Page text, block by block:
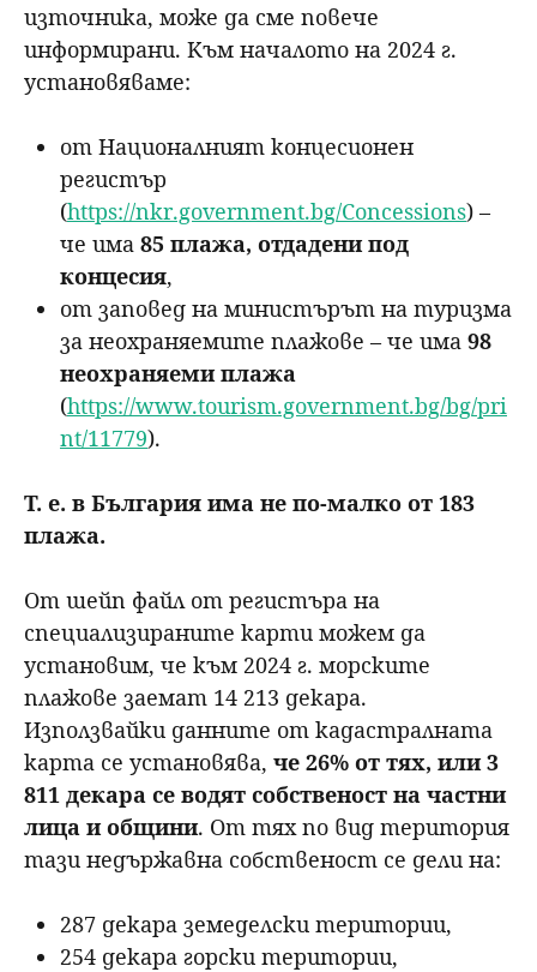
източника, може да сме повече
информирани. Към началото на 2024 г.
установяваме:
от Националният концесионен
регистър
(https://nkr.government.bg/Concessions) –
че има 85 плажа, отдадени под
концесия,
от заповед на министърът на туризма
за неохраняемите плажове – че има 98
неохраняеми плажа
(https://www.tourism.government.bg/bg/pri
nt/11779).
Т. е. в България има не по-малко от 183
плажа.
От шейп файл от регистъра на
специализираните карти можем да
установим, че към 2024 г. морските
плажове заемат 14 213 декара.
Използвайки данните от кадастралната
карта се установява, че 26% от тях, или 3
811 декара се водят собственост на частни
лица и общини. От тях по вид територия
тази недържавна собственост се дели на:
287 декара земеделски територии,
254 декара горски територии,